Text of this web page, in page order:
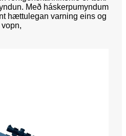
Með háskerpumyndum
hættulegan varning eins og
vopn,